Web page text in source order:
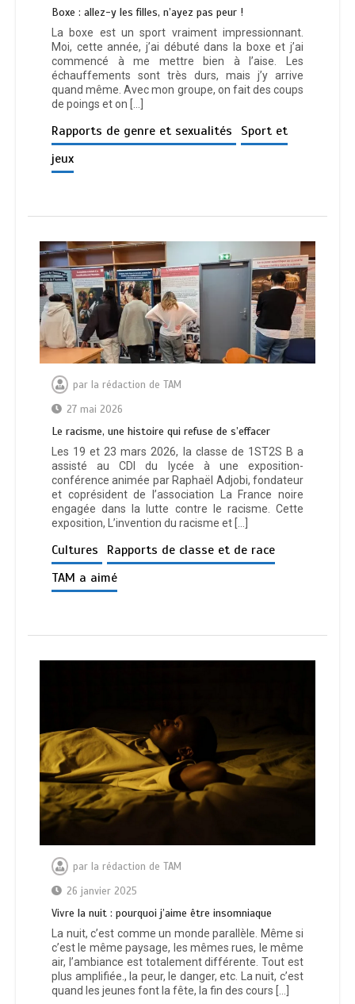
Boxe : allez-y les filles, n’ayez pas peur !
La boxe est un sport vraiment impressionnant.
Moi, cette année, j’ai débuté dans la boxe et j’ai
commencé à me mettre bien à l’aise. Les
échauffements sont très durs, mais j’y arrive
quand même. Avec mon groupe, on fait des coups
de poings et on […]
Rapports de genre et sexualités
Sport et
jeux
par la rédaction de TAM
27 mai 2026
Le racisme, une histoire qui refuse de s’effacer
Les 19 et 23 mars 2026, la classe de 1ST2S B a
assisté au CDI du lycée à une exposition-
conférence animée par Raphaël Adjobi, fondateur
et coprésident de l’association La France noire
engagée dans la lutte contre le racisme. Cette
exposition, L’invention du racisme et […]
Cultures
Rapports de classe et de race
TAM a aimé
par la rédaction de TAM
26 janvier 2025
Vivre la nuit : pourquoi j’aime être insomniaque
La nuit, c’est comme un monde parallèle. Même si
c’est le même paysage, les mêmes rues, le même
air, l’ambiance est totalement différente. Tout est
plus amplifiée., la peur, le danger, etc. La nuit, c’est
quand les jeunes font la fête, la fin des cours […]